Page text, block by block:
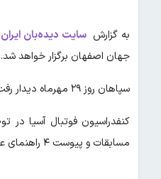
به گزارشسایت دیده‌بان ایران
جهان اصفهان برگزار خواهد شد.
سپاهان روز ۲۹ مهرماه دیدار رفت و روز ۱۳ آبان بازی برگشت را برابر آخال برگزار کند که هر دو بازی در نقش جهان خواهد بود.
مسابقات و پیوست ۴ راهنمای عملیات مسابقات AFC» توصیف کرد.